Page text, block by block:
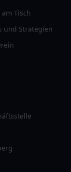
Tisch
und Strategien